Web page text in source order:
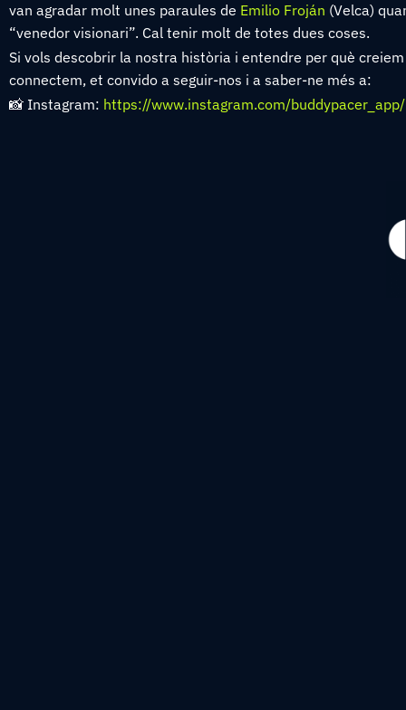
van agradar molt unes paraules de Emilio Froján (Velca)
“venedor visionari”. Cal tenir molt de totes dues coses.
Si vols descobrir la nostra història i entendre per què
connectem, et convido a seguir-nos i a saber-ne més a:
📸 Instagram: https://www.instagram.com/buddypacer_app/